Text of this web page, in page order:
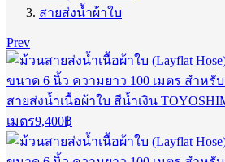
สายส่งน้ำผ้าใบ
Prev
สายส่งน้ำเนื้อผ้าใบ สีน้ำเงิน
เมตร9,400฿